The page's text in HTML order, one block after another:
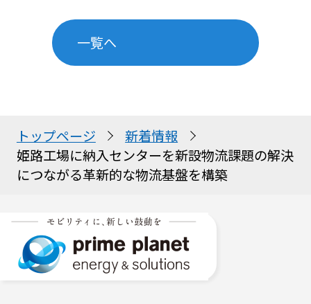
一覧へ
トップページ
新着情報
姫路工場に納入センターを新設――物流課題の解決
につながる革新的な物流基盤を構築